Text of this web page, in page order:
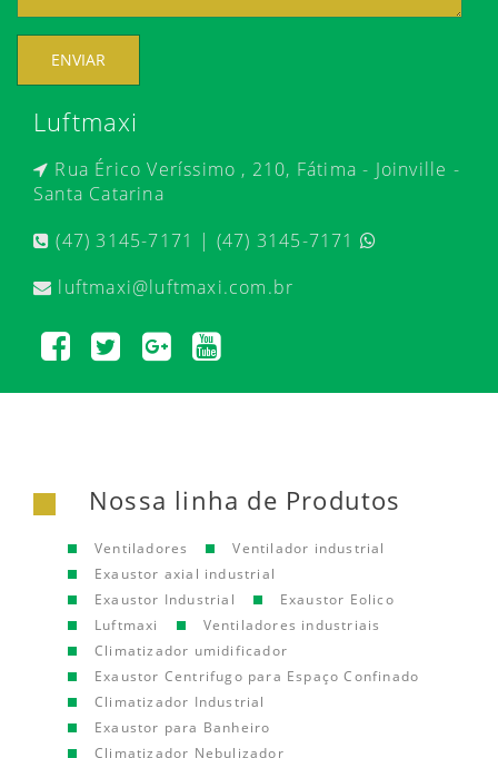
ENVIAR
Luftmaxi
Rua Érico Veríssimo , 210, Fátima - Joinville -
Santa Catarina
(47) 3145-7171 | (47) 3145-7171
luftmaxi@luftmaxi.com.br
Nossa linha de Produtos
Ventiladores
Ventilador industrial
Exaustor axial industrial
Exaustor Industrial
Exaustor Eolico
Luftmaxi
Ventiladores industriais
Climatizador umidificador
Exaustor Centrifugo para Espaço Confinado
Climatizador Industrial
Exaustor para Banheiro
Climatizador Nebulizador